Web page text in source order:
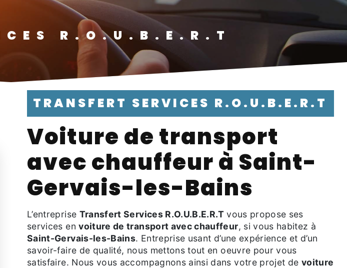
R.O.U.B.E.R.T
TRANSFERT SERVICES R.O.U.B.E.R.T
voiture de transport
avec chauffeur à Saint-
Gervais-les-Bains
L’entreprise Transfert Services R.O.U.B.E.R.Tvous propose ses
services envoiture de transport avec chauffeur, si vous habitez à
Saint-Gervais-les-Bains. Entreprise usant d’une expérience et d’un
savoir-faire de qualité, nous mettons tout en oeuvre pour vous
satisfaire. Nous vous accompagnons ainsi dans votre projet de voiture